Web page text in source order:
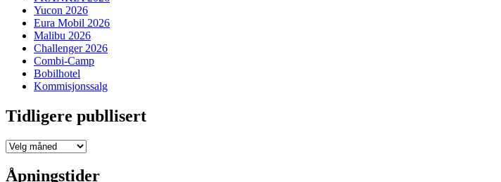
Yucon 2026
Eura Mobil 2026
Malibu 2026
Challenger 2026
Combi-Camp
Bobilhotel
Kommisjonssalg
Tidligere publlisert
Tidligere
Åpningstider